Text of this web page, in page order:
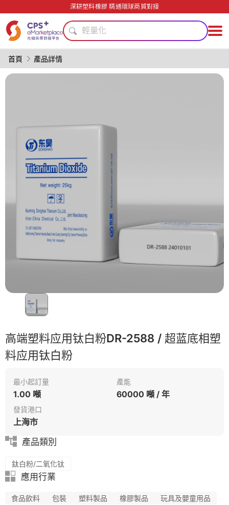
深耕塑料橡膠 精通環球商貿對接
PVC
綠色成型方案
PET
單一材料
PP
綠色成型方案
PET
薄壁注塑
單一材料
首頁 產品詳情
高端塑料应用钛白粉DR-2588 / 超蓝底相塑
料应用钛白粉
最小起訂量
1.00 噸
產能
60000 噸 / 年
發貨港口
上海市
產品類別
鈦白粉/二氧化钛
應用行業
食品飲料 包裝 塑料製品 橡膠製品
玩具及嬰童用品